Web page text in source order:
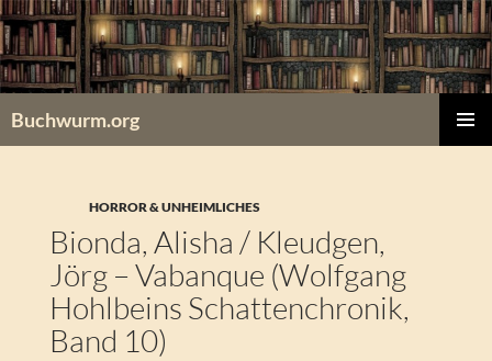
Zum
Inhalt
springen
Buchwurm.org
HORROR & UNHEIMLICHES
Bionda, Alisha / Kleudgen,
Jörg – Vabanque (Wolfgang
Hohlbeins Schattenchronik,
Band 10)